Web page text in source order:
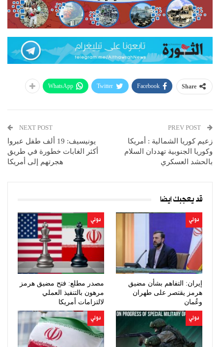
Share
Facebook
Twitter
WhatsApp
زعيم كوريا الشمالية : أمريكا
وكوريا الجنوبية تهددان السلام
بالحشد العسكري
NEXT POST
يونيسيف: 19 ألف طفل عبروا
أكثر الغابات خطورة في طريق
هجرتهم إلى أمريكا
قد يعجبك ايضا
دولي
إيران: التفاهم بشأن مضيق
هرمز يقتصر على طهران
وعُمان
دولي
مصدر مطلع: فتح مضيق هرمز
مرهون بالتنفيذ العملي
لالتزامات أمريكا
دولي دولي